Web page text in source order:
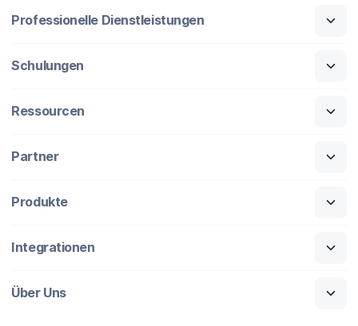
Professionelle Dienstleistungen
Schulungen
Ressourcen
Partner
Produkte
Integrationen
Über Uns